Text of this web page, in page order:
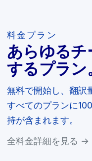
料金プラン
あらゆる
するプラン
無料で開始し、翻訳
すべてのプランに
持が含まれます。
全料金詳細を見る →